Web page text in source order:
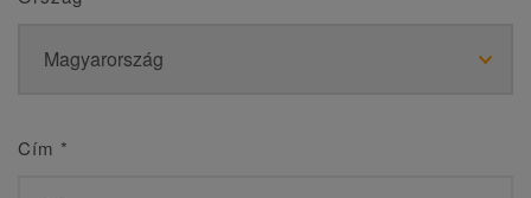
Cím *